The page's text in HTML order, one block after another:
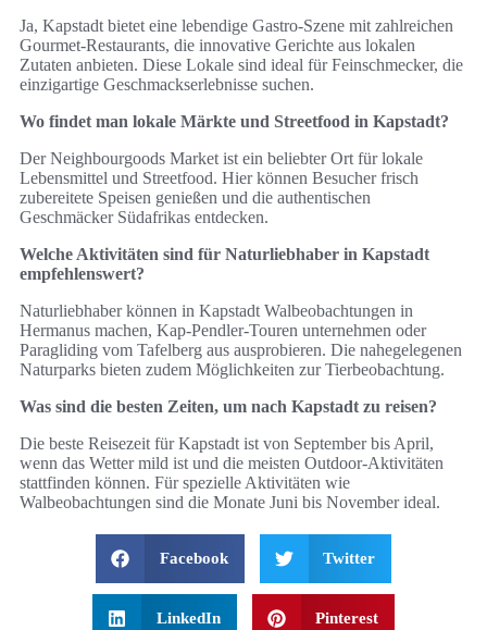
Ja, Kapstadt bietet eine lebendige Gastro-Szene mit zahlreichen
Gourmet-Restaurants, die innovative Gerichte aus lokalen
Zutaten anbieten. Diese Lokale sind ideal für Feinschmecker, die
einzigartige Geschmackserlebnisse suchen.
Wo findet man lokale Märkte und Streetfood in Kapstadt?
Der Neighbourgoods Market ist ein beliebter Ort für lokale
Lebensmittel und Streetfood. Hier können Besucher frisch
zubereitete Speisen genießen und die authentischen
Geschmäcker Südafrikas entdecken.
Welche Aktivitäten sind für Naturliebhaber in Kapstadt
empfehlenswert?
Naturliebhaber können in Kapstadt Walbeobachtungen in
Hermanus machen, Kap-Pendler-Touren unternehmen oder
Paragliding vom Tafelberg aus ausprobieren. Die nahegelegenen
Naturparks bieten zudem Möglichkeiten zur Tierbeobachtung.
Was sind die besten Zeiten, um nach Kapstadt zu reisen?
Die beste Reisezeit für Kapstadt ist von September bis April,
wenn das Wetter mild ist und die meisten Outdoor-Aktivitäten
stattfinden können. Für spezielle Aktivitäten wie
Walbeobachtungen sind die Monate Juni bis November ideal.
Facebook Twitter
LinkedIn Pinterest